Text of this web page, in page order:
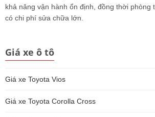
khả năng vận hành ổn định, đồng thời phòng
có chi phí sửa chữa lớn.
Giá xe ô tô
Giá xe Toyota Vios
Giá xe Toyota Corolla Cross